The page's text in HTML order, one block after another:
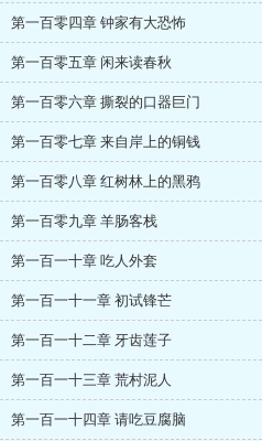
第一百零四章 钟家有大恐怖
第一百零五章 闲来读春秋
第一百零六章 撕裂的口器巨门
第一百零七章 来自岸上的铜钱
第一百零八章 红树林上的黑鸦
第一百零九章 羊肠客栈
第一百一十章 吃人外套
第一百一十一章 初试锋芒
第一百一十二章 牙齿莲子
第一百一十三章 荒村泥人
第一百一十四章 请吃豆腐脑